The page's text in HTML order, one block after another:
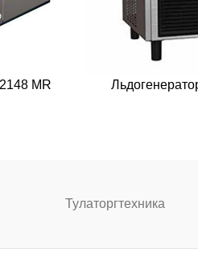
MR
Тулаторгтехника